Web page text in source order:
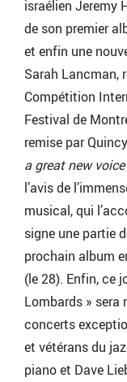
israélien Jeremy
de son premier
et enfin une
Sarah Lancman,
Compétition
Festival de
remise par
a great new
l’avis de
musical, qui
signe une partie
prochain album
(le 28). Enfin, ce
Lombards » sera
concerts
et vétérans du
piano et Dave